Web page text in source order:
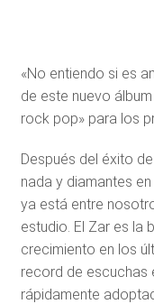
«No entiendo si es
de este nuevo
rock pop» para los
Después del éxito
nada y diamantes
ya está entre
estudio. El Zar es la
crecimiento en los
record de escuchas
rápidamente